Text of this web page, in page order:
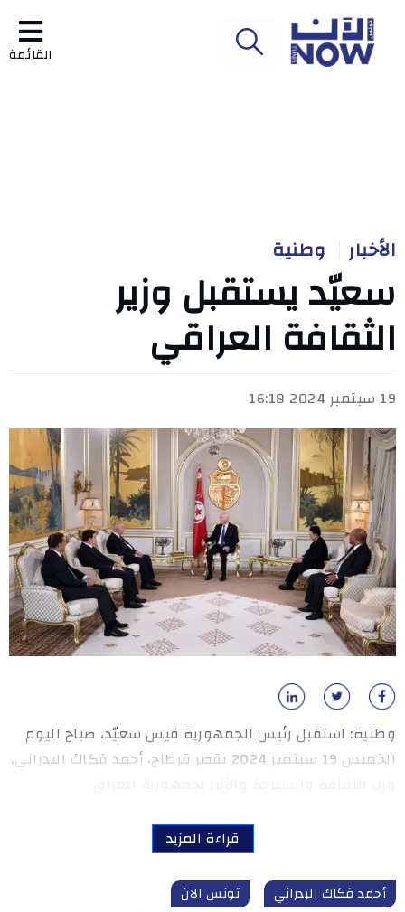
القائمة
الأخبار وطنية
سعيّد يستقبل وزير
الثقافة العراقي
19 سبتمبر 2024 16:18
وطنية: استقبل رئيس الجمهورية قيس سعيّد، صباح اليوم
الخميس 19 سبتمبر 2024 بقصر قرطاج، أحمد فكاك البدراني،
قراءة المزيد
أحمد فكاك البدراني
تونس الآن